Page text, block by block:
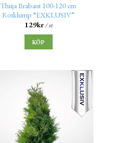
Thuja Brabant 100-120 cm
Rotklump “EXKLUSIV”
129kr/ st
KÖP